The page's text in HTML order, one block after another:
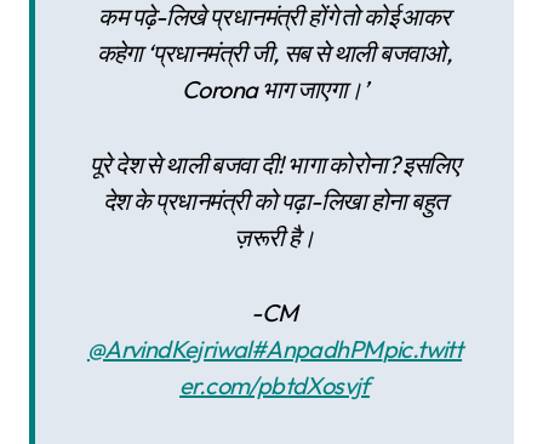
कम पढ़े-लिखे प्रधानमंत्री होंगे तो कोई आकर
कहेगा ‘प्रधानमंत्री जी, सब से थाली बजवाओ,
Corona भाग जाएगा।’
पूरे देश से थाली बजवा दी! भागा कोरोना? इसलिए
देश के प्रधानमंत्री को पढ़ा-लिखा होना बहुत
ज़रूरी है।
-CM
@ArvindKejriwal#AnpadhPMpic.twitt
er.com/pbtdXosvjf